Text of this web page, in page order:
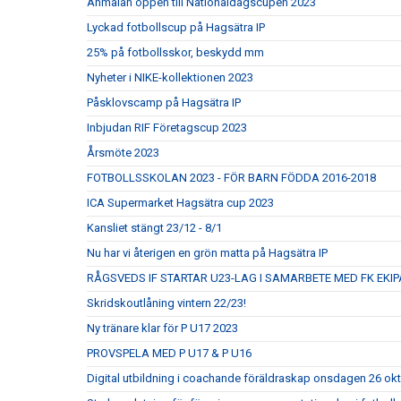
Lyckad fotbollscup på Hagsätra IP
25% på fotbollsskor, beskydd mm
Nyheter i NIKE-kollektionen 2023
Påsklovscamp på Hagsätra IP
Inbjudan RIF Företagscup 2023
Årsmöte 2023
FOTBOLLSSKOLAN 2023 - FÖR BARN FÖDDA 2016-2018
ICA Supermarket Hagsätra cup 2023
Kansliet stängt 23/12 - 8/1
Nu har vi återigen en grön matta på Hagsätra IP
RÅGSVEDS IF STARTAR U23-LAG I SAMARBETE MED FK
Skridskoutlåning vintern 22/23!
Ny tränare klar för P U17 2023
PROVSPELA MED P U17 & P U16
Digital utbildning i coachande föräldraskap onsdagen 26